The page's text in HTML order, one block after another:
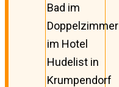
Bad im
Doppelzimmer
im Hotel
Hudelist in
Krumpendorf